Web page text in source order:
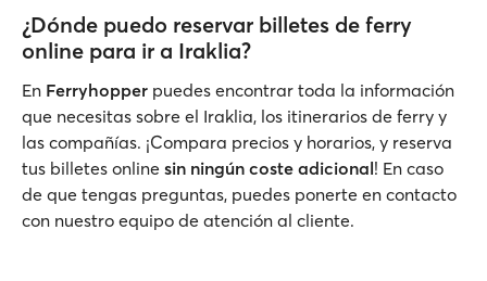
¿Dónde puedo reservar billetes de ferry
online para ir a Iraklia?
En Ferryhopper puedes encontrar toda la información
que necesitas sobre el Iraklia, los itinerarios de ferry y
las compañías. ¡Compara precios y horarios, y reserva
tus billetes online sin ningún coste adicional! En caso
de que tengas preguntas, puedes ponerte en contacto
con nuestro equipo de atención al cliente.